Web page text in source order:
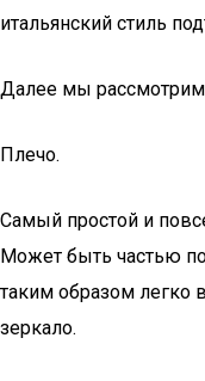
итальянский стиль
Далее мы
Плечо.
Самый простой и
Может быть частью
таким образом легко
зеркало.